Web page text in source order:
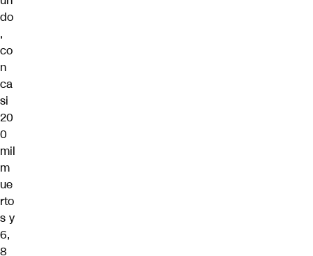
do
,
co
n
ca
si
20
0
mil
m
ue
rto
s y
6,
8